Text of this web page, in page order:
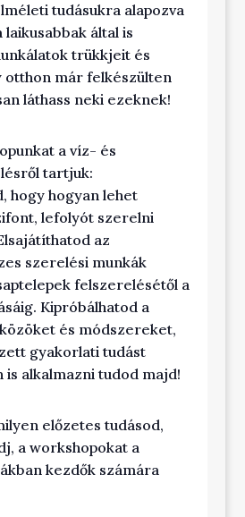
tudásukra alapozva
által is
trükkjeit és
otthon már felkészülten
láthass neki ezeknek!
a víz- és
tartjuk:
hogy hogyan lehet
lefolyót szerelni
az
szerelési munkák
felszerelésétől a
Kipróbálhatod a
és módszereket,
gyakorlati tudást
is alkalmazni tudod majd!
előzetes tudásod,
a workshopokat a
kezdők számára